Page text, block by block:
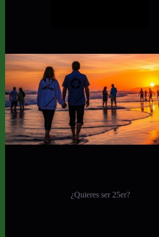
¿Quieres ser 25er?